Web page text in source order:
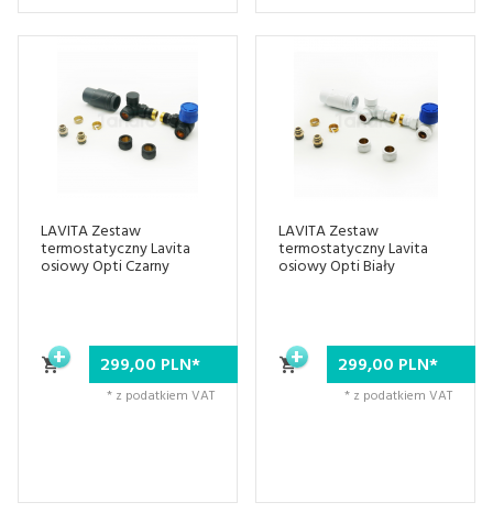
LAVITA Zestaw
termostatyczny Lavita
osiowy Opti Czarny
299,00 PLN*
* z podatkiem VAT
LAVITA Zestaw
termostatyczny Lavita
osiowy Opti Biały
299,00 PLN*
* z podatkiem VAT